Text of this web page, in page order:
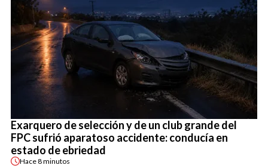
Exarquero de selección y de un club grande del
FPC sufrió aparatoso accidente: conducía en
estado de ebriedad
Hace8 minutos